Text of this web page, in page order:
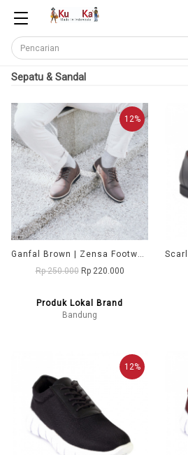
Sepatu & Sandal
12%
Ganfal Brown | Zensa Footwear Sepatu Formal Pria Pantofel Shoes
Rp 250.000 Rp 220.000
Produk Lokal Brand
Bandung
12%